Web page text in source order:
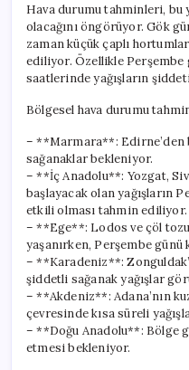
Hava durumu tahminleri, bu
olacağını öngörüyor. Gök
zaman küçük çaplı
ediliyor. Özellikle
saatlerinde yağışların
Bölgesel hava durumu
– **Marmara**: Edirne’den
sağanaklar bekleniyor.
– **İç Anadolu**: Yozgat,
başlayacak olan yağışların
etkili olması tahmin ediliyor.
– **Ege**: Lodos ve çöl
yaşanırken, Perşembe günü
– **Karadeniz**:
şiddetli sağanak yağışlar
– **Akdeniz**: Adana’nın
çevresinde kısa süreli
– **Doğu Anadolu**: Bölge
etmesi bekleniyor.